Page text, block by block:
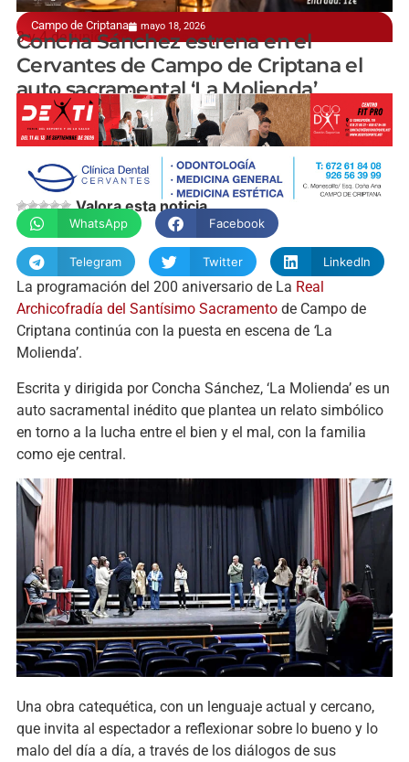
Campo de Criptana mayo 18, 2026
3 y 4 de junio - entradas ya disponibles
Concha Sánchez estrena en el
Cervantes de Campo de Criptana el
auto sacramental ‘La Molienda’
manchainformacion.com
Valora esta noticia
WhatsApp Facebook
Telegram Twitter LinkedIn
La programación del 200 aniversario de La Real
Archicofradía del Santísimo Sacramento de Campo de
Criptana continúa con la puesta en escena de ‘La
Molienda’.
Escrita y dirigida por Concha Sánchez, ‘La Molienda’ es un
auto sacramental inédito que plantea un relato simbólico
en torno a la lucha entre el bien y el mal, con la familia
como eje central.
Una obra catequética, con un lenguaje actual y cercano,
que invita al espectador a reflexionar sobre lo bueno y lo
malo del día a día, a través de los diálogos de sus